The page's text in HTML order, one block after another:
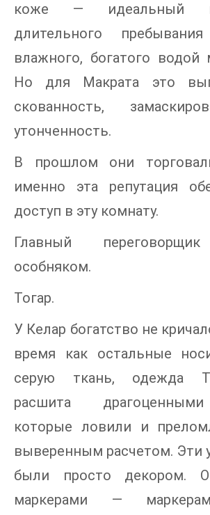
коже — идеальный
длительного
влажного, богатого водой
Но для Макрата это
скованность,
утонченность.
В прошлом они
именно эта репутация
доступ в эту комнату.
Главный
особняком.
Тогар.
У Келар богатство не
время как остальные
серую ткань, одежда
расшита
которые ловили и
выверенным расчетом. Эти
были просто декором.
маркерами —